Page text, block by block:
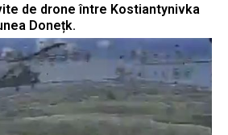
de drone între Kostiantynivka
Donețk.